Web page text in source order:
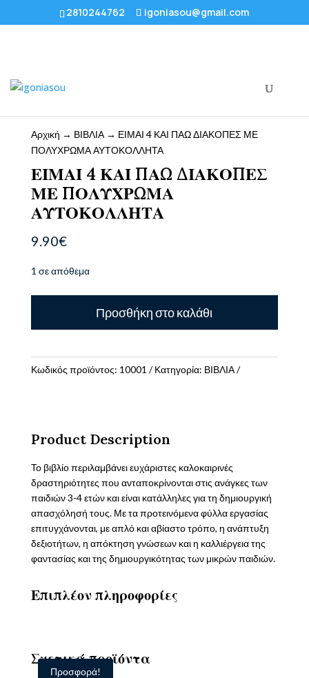
2810244762 igoniasou@gmail.com
Αρχική → ΒΙΒΛΙΑ→ ΕΙΜΑΙ 4 ΚΑΙ ΠΑΩ ΔΙΑΚΟΠΕΣ ΜΕ
ΠΟΛΥΧΡΩΜΑ ΑΥΤΟΚΟΛΛΗΤΑ
ΕΙΜΑΙ 4 ΚΑΙ ΠΑΩ ΔΙΑΚΟΠΕΣ
ΜΕ ΠΟΛΥΧΡΩΜΑ
ΑΥΤΟΚΟΛΛΗΤΑ
9.90€
1 σε απόθεμα
ΚΑΙ
ΔΙΑΚΟΠΕΣ
Προσθήκη στο καλάθι
Κωδικός προϊόντος: 10001 Κατηγορία: ΒΙΒΛΙΑ
Product Description
Το βιβλίο περιλαμβάνει ευχάριστες καλοκαιρινές
δραστηριότητες που ανταποκρίνονται στις ανάγκες των
παιδιών 3-4 ετών και είναι κατάλληλες για τη δημιουργική
απασχόλησή τους. Με τα προτεινόμενα φύλλα εργασίας
επιτυγχάνονται, με απλό και αβίαστο τρόπο, η ανάπτυξη
δεξιοτήτων, η απόκτηση γνώσεων και η καλλιέργεια της
φαντασίας και της δημιουργικότητας των μικρών παιδιών.
Επιπλέον πληροφορίες
Σχετικά προϊόντα
Προσφορά!